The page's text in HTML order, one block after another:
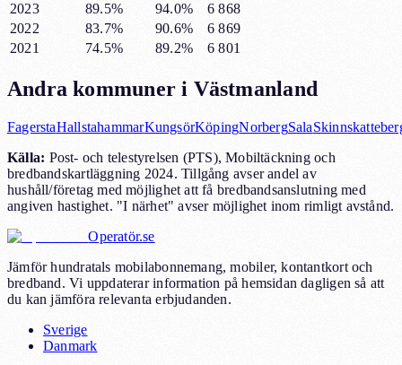
2023
89.5% 94.0%
6 868
2022
83.7% 90.6%
6 869
2021
74.5% 89.2% 6 801
Andra kommuner i Västmanland
FagerstaHallstahammarKungsörKöpingNorbergSala
Källa: Post- och telestyrelsen (PTS), Mobiltäckning och
bredbandskartläggning 2024. Tillgång avser andel av
hushåll/företag med möjlighet att få bredbandsanslutning med
angiven hastighet. "I närhet" avser möjlighet inom rimligt avstånd.
Operatör.se
Jämför hundratals mobilabonnemang, mobiler, kontantkort och
bredband. Vi uppdaterar information på hemsidan dagligen så att
du kan jämföra relevanta erbjudanden.
Sverige
Danmark